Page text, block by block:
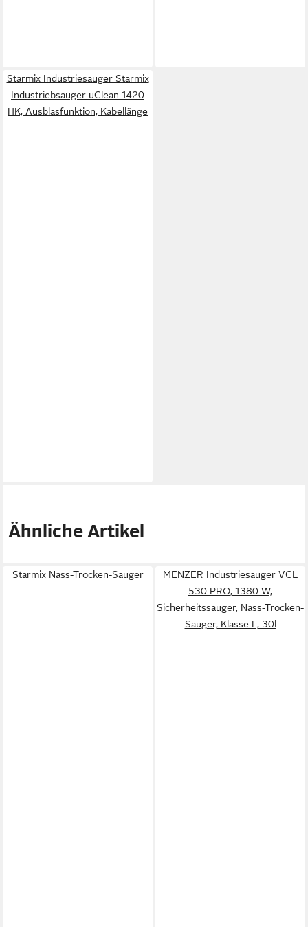
Starmix Industriesauger Starmix
Industriebsauger uClean 1420
HK, Ausblasfunktion, Kabellänge
Ähnliche Artikel
Starmix Nass-Trocken-Sauger
MENZER Industriesauger VCL
530 PRO, 1380 W,
Sicherheitssauger, Nass-Trocken-
Sauger, Klasse L, 30l